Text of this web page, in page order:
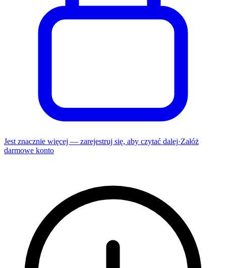
Jest znacznie więcej — zarejestruj się, aby czytać dalej·Załóż
darmowe konto